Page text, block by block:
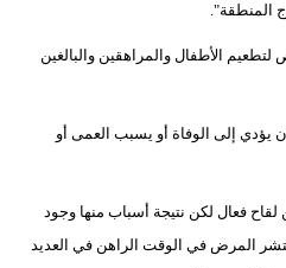
المنطقة".
الأطفال والمراهقين والبالغين
إلى الوفاة أو يسبب العمى أو
لقاح فعال لكن نتيجة أسباب منها وجود
المرض في الوقت الراهن في العديد